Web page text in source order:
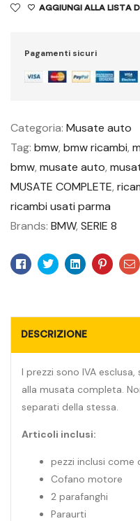
AGGIUNGI ALLA LISTA
Pagamenti sicuri
Categoria: Musate auto
Tag: bmw, bmw ricambi,
bmw, musate auto,
MUSATE COMPLETE,
ricambi usati parma
Brands: BMW, SERIE 8
Facebook
TwitterLinkedin
DESCRIZIONE
I prezzi sono IVA
alla musata completa.
separati della stessa.
Articoli inclusi:
pezzi inclusi come
Cofano motore
2 parafanghi
Paraurti